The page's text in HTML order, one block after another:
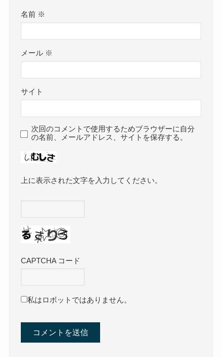
名前 ※
メール ※
サイト
次回のコメントで使用するためブラウザーに自分
の名前、メールアドレス、サイトを保存する。
上に表示された文字を入力してください。
CAPTCHA コード
私はロボットではありません。